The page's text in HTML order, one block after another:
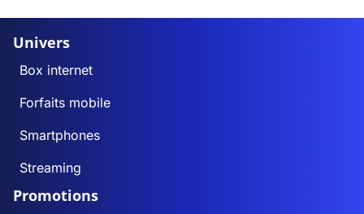
Univers
Box internet
Forfaits mobile
Smartphones
Streaming
Promotions